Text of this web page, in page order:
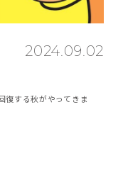
2024.09.02
復する秋がやってきま